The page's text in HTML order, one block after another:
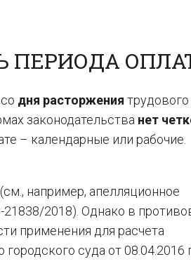
ПЕРИОДА
дня расторжения трудового
законодательства нет
– календарные или рабочие.
например, апелляционное
2018). Однако в
применения для расчета
суда от 08.04.2016